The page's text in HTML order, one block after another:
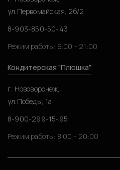
ул.Первомайская, 2б/2
8-903-850-50-43
Режим работы: 9:00 - 21:00
Кондитерская "Плюшка"
г. Нововоронеж,
ул.Победы, 1а
8-900-299-15-95
Режим работы: 8:00 - 20:00